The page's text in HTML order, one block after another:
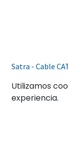
Satra - Cable
Utilizamos
experiencia.